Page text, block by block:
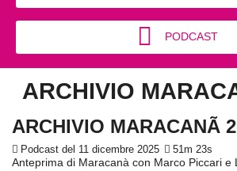
PODCAST
ARCHIVIO
ARCHIVIO MARACANÃ
Podcast del 11 dicembre 2025 51m 23s
Anteprima di Maracanà con Marco Piccari e